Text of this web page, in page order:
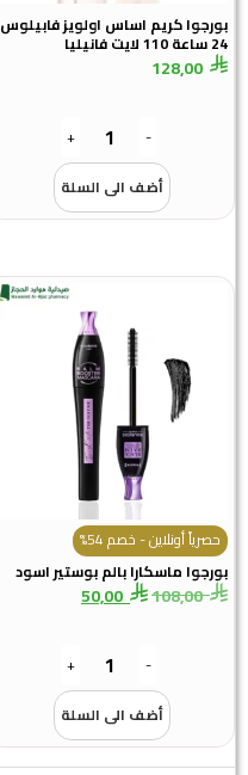
بورجوا كريم اساس اولويز فابيلوس
24 ساعة 110 لايت فانيليا
128,00
-
+
أضف الى السلة
حصرياً أونلاين - خصم 54%
بورجوا ماسكارا بالم بوستير اسود
108,00
50,00
-
+
أضف الى السلة